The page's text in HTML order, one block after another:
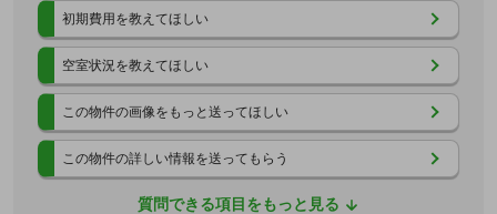
初期費用を教えてほしい
空室状況を教えてほしい
この物件の画像をもっと送ってほしい
この物件の詳しい情報を送ってもらう
質問できる項目をもっと見る